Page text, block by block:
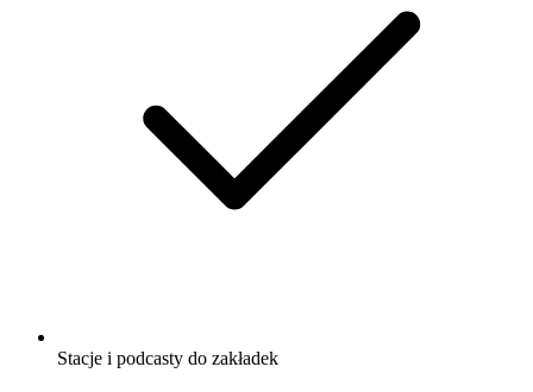
Stacje i podcasty do zakładek